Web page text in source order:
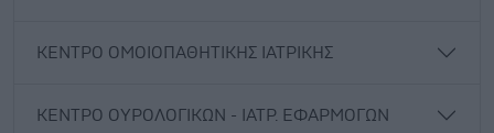
ΚΕΝΤΡΟ ΟΜΟΙΟΠΑΘΗΤΙΚΗΣ ΙΑΤΡΙΚΗΣ
ΚΕΝΤΡΟ ΟΥΡΟΛΟΓΙΚΩΝ - ΙΑΤΡ. ΕΦΑΡΜΟΓΩΝ